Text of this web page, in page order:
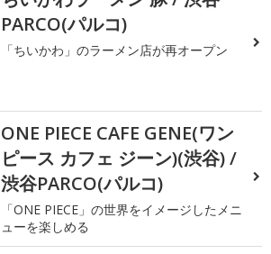
PARCO(パルコ)
「ちいかわ」のラーメン店が再オープン
ONE PIECE CAFE GENE(ワン
ピース カフェ ジーン)(渋谷) /
渋谷PARCO(パルコ)
「ONE PIECE」の世界をイメージしたメニ
ューを楽しめる